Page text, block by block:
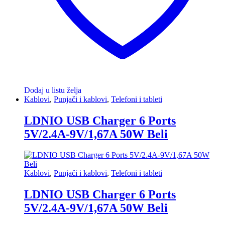
Dodaj u listu želja
Kablovi, Punjači i kablovi, Telefoni i tableti
LDNIO USB Charger 6 Ports
5V/2.4A-9V/1,67A 50W Beli
Kablovi, Punjači i kablovi, Telefoni i tableti
LDNIO USB Charger 6 Ports
5V/2.4A-9V/1,67A 50W Beli